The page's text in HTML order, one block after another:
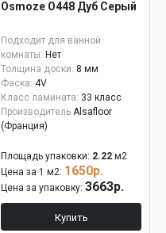
Osmoze O448 Дуб Серый
Подходит для ванной
комнаты: Нет
Толщина доски: 8 мм
Фаска: 4V
Класс ламината: 33 класс
Производитель Alsafloor
(Франция)
Площадь упаковки: 2.22 м2
Цена за 1 м2: 1650р.
Цена за упаковку: 3663р.
Купить